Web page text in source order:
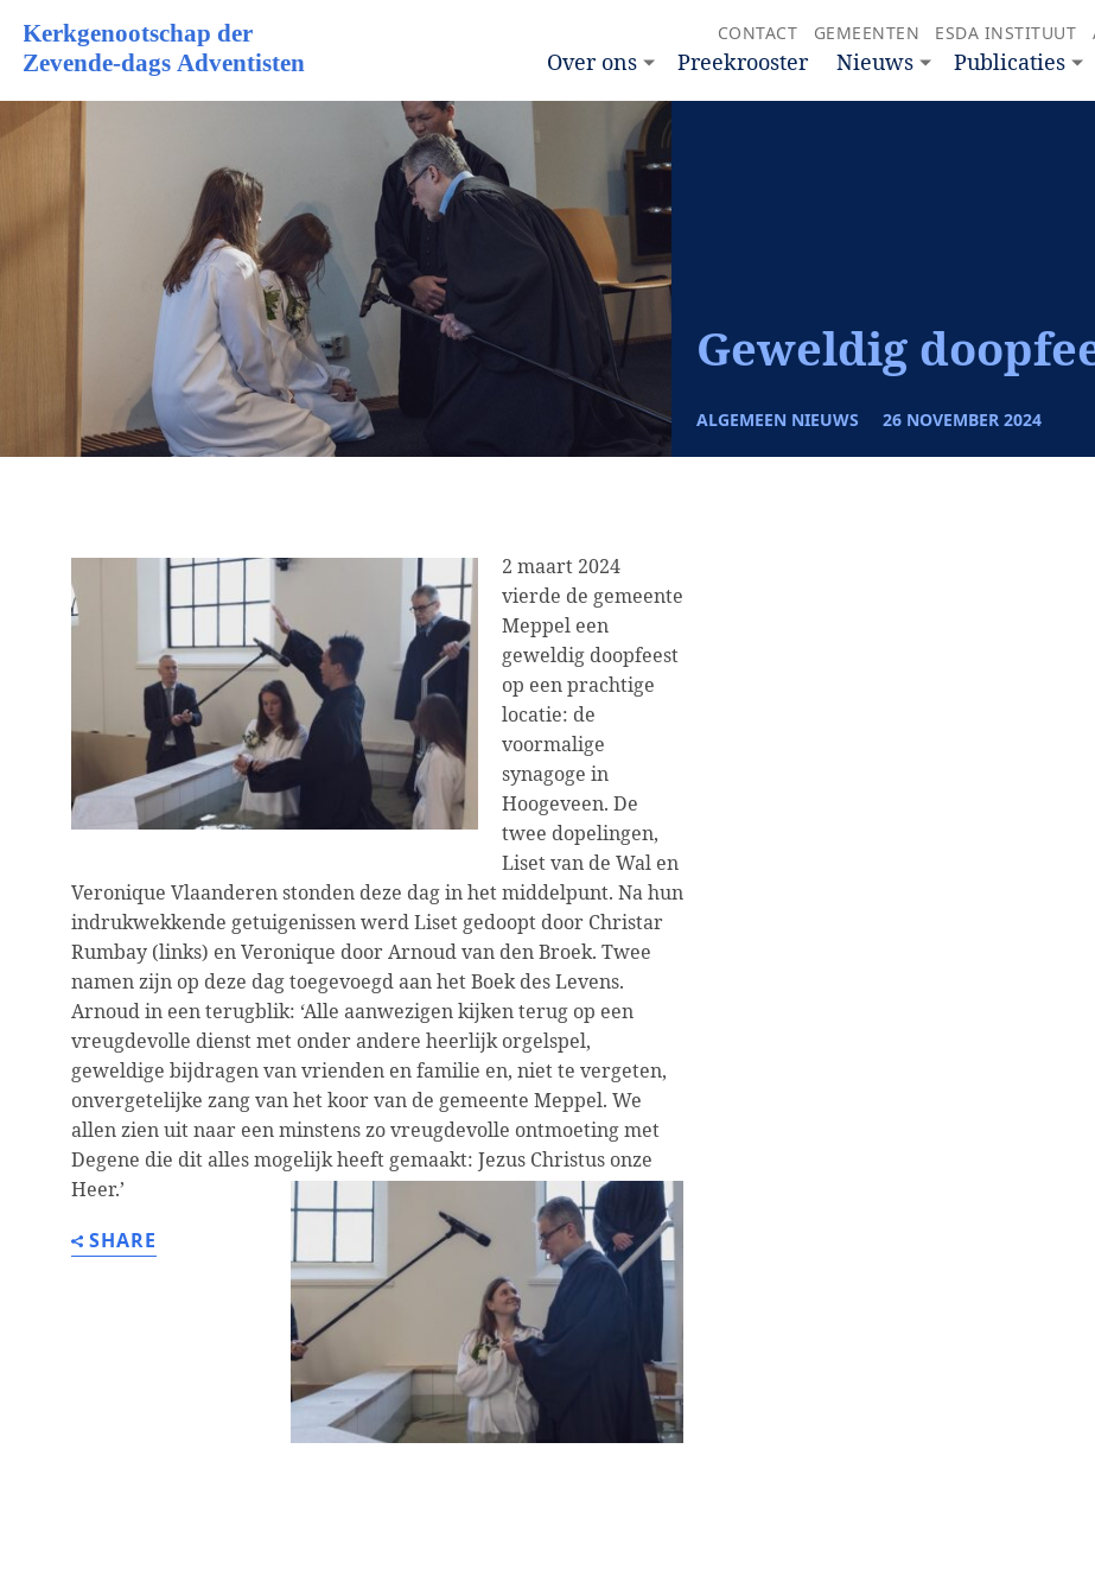
CONTACT GEMEENTEN ESDA INSTITUUT
Over ons Preekrooster Nieuws Publicaties
Geweldig
ALGEMEEN NIEUWS 26 NOVEMBER 2024
2 maart 2024
vierde de gemeente
Meppel een
geweldig doopfeest
op een prachtige
locatie: de
voormalige
synagoge in
Hoogeveen. De
twee dopelingen,
Liset van de Wal en
Veronique Vlaanderen stonden deze dag in het middelpunt. Na hun
indrukwekkende getuigenissen werd Liset gedoopt door Christar
Rumbay (links) en Veronique door Arnoud van den Broek. Twee
namen zijn op deze dag toegevoegd aan het Boek des Levens.
Arnoud in een terugblik: ‘Alle aanwezigen kijken terug op een
vreugdevolle dienst met onder andere heerlijk orgelspel,
geweldige bijdragen van vrienden en familie en, niet te vergeten,
onvergetelijke zang van het koor van de gemeente Meppel. We
allen zien uit naar een minstens zo vreugdevolle ontmoeting met
Degene die dit alles mogelijk heeft gemaakt: Jezus Christus onze
Heer.’
SHARE